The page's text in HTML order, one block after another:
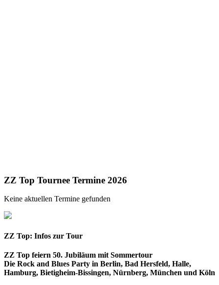
ZZ Top Tournee Termine 2026
Keine aktuellen Termine gefunden
ZZ Top: Infos zur Tour
ZZ Top feiern 50. Jubiläum mit Sommertour
Die Rock and Blues Party in Berlin, Bad Hersfeld, Halle,
Hamburg, Bietigheim-Bissingen, Nürnberg, München und Köln